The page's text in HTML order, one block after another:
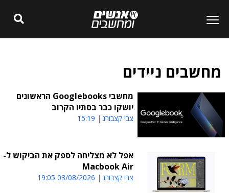
מחשבים ניידים
מחשבי Googlebooks הראשונים
יושקו כבר בסתיו הקרוב
צבי קצבורג 15:19
אפל לא מצליחה לספק את הביקוש ל-
Macbook Air
צבי קצבורג 03/08/2026 19:05